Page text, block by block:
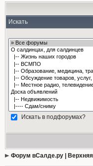
Искать
Искать в подфорумах?
Форум вСалде.ру |